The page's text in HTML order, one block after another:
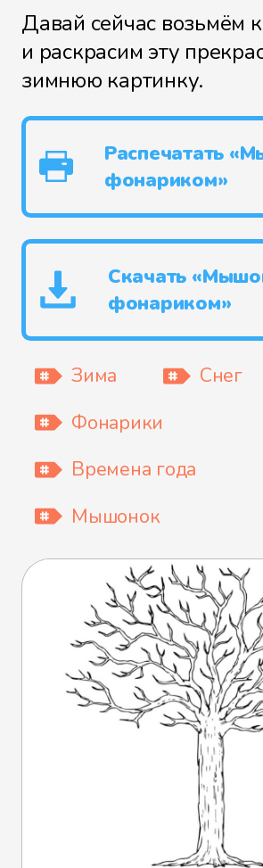
Давай сейчас возьмём
и раскрасим эту
зимнюю картинку.
Распечатать
фонариком»
Скачать
фонариком»
Зима
Снег
Фонарики
Времена года
Мышонок